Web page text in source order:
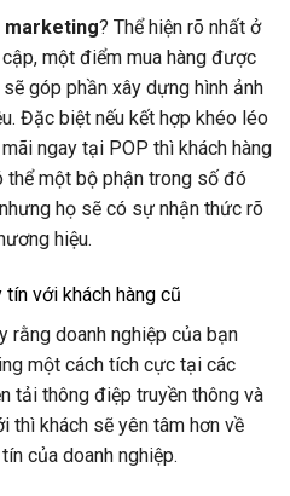
marketing? Thể hiện rõ nhất ở
một điểm mua hàng được
góp phần xây dựng hình ảnh
Đặc biệt nếu kết hợp khéo léo
ngay tại POP thì khách hàng
thể một bộ phận trong số đó
họ sẽ có sự nhận thức rõ
hiệu.
với khách hàng cũ
rằng doanh nghiệp của bạn
một cách tích cực tại các
tải thông điệp truyền thông và
thì khách sẽ yên tâm hơn về
của doanh nghiệp.